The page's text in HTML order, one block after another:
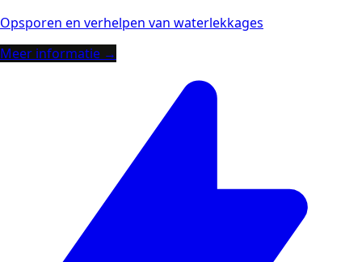
Opsporen en verhelpen van waterlekkages
Meer informatie →